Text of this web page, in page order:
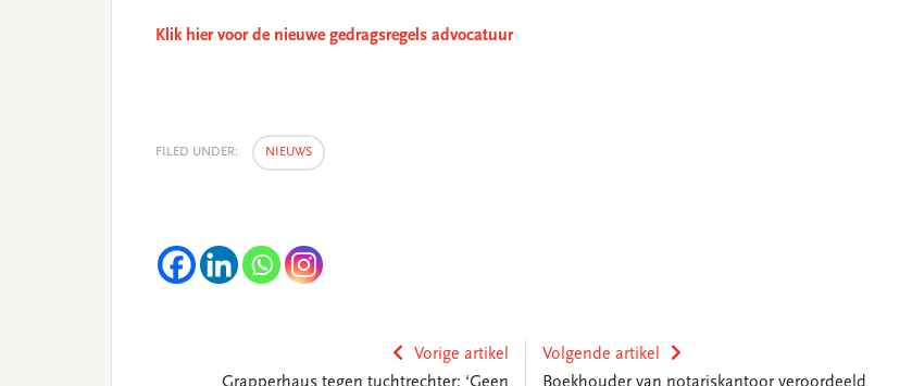
Klik hier voor de nieuwe gedragsregels advocatuur
FILED UNDER: NIEUWS
Vorige artikel
Volgende artikel